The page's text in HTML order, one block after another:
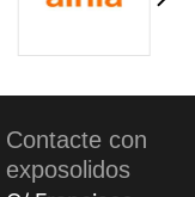
Contacte con
exposolidos